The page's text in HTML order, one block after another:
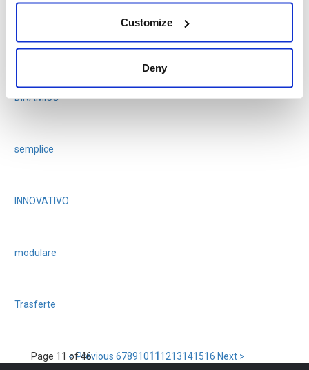
Customize
Deny
Infinity CRM gestisce tutte le informazioni legate alle attività di post-vendita. L’attività
crm support
DINAMICO
semplice
INNOVATIVO
modulare
Trasferte
Page 11 of 46< Previous 67891011 1213141516 Next >